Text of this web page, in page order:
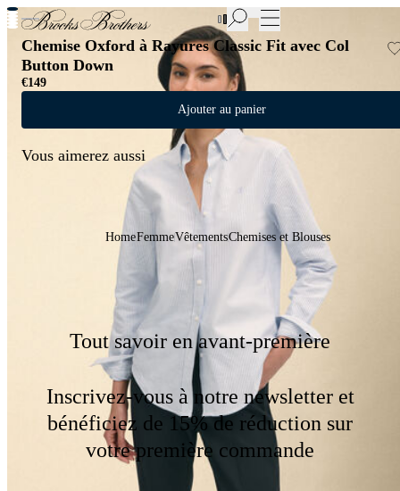
Nouvelles pièces en Soldes | Jusqu'à -50%
Chemise Oxford à Rayures Classic Fit avec Col
Button Down
€149
Ajouter au panier
Vous aimerez aussi
HomeFemmeVêtementsChemises et Blouses
Tout savoir en avant-première
Inscrivez-vous à notre newsletter et
bénéficiez de 15% de réduction sur
votre première commande